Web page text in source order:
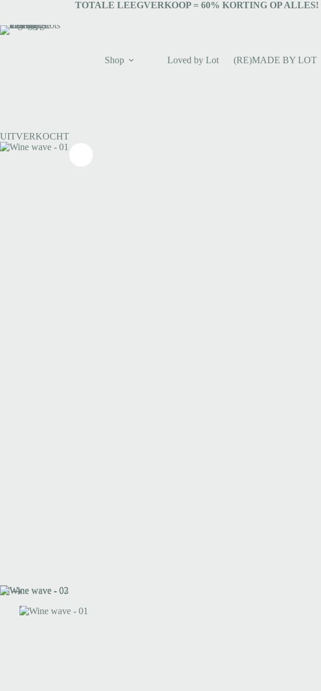
TOTALE LEEGVERKOOP = 60% KORTING OP ALLES!
Shop Loved by Lot (RE)MADE BY LOT
UITVERKOCHT